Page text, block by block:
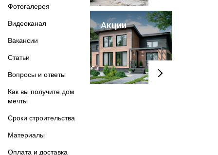
Фотогалерея
Видеоканал
Вакансии
Статьи
Вопросы и ответы
Как вы получите дом
мечты
Сроки строительства
Материалы
Оплата и доставка
Акции